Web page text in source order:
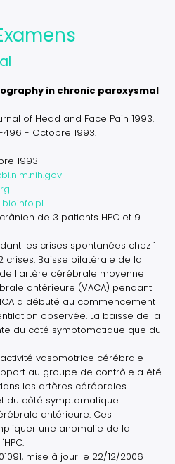
in chronic paroxysmal
of Head and Face Pain 1993.
496 - Octobre 1993.
1993
de 3 patients HPC et 9
les crises spontanées chez 1
crises. Baisse bilatérale de la
l'artère cérébrale moyenne
antérieure (VACA) pendant
a débuté au commencement
observée. La baisse de la
du côté symptomatique que du
vasomotrice cérébrale
au groupe de contrôle a été
les artères cérébrales
du côté symptomatique
antérieure. Ces
une anomalie de la
mise à jour le 22/12/2006